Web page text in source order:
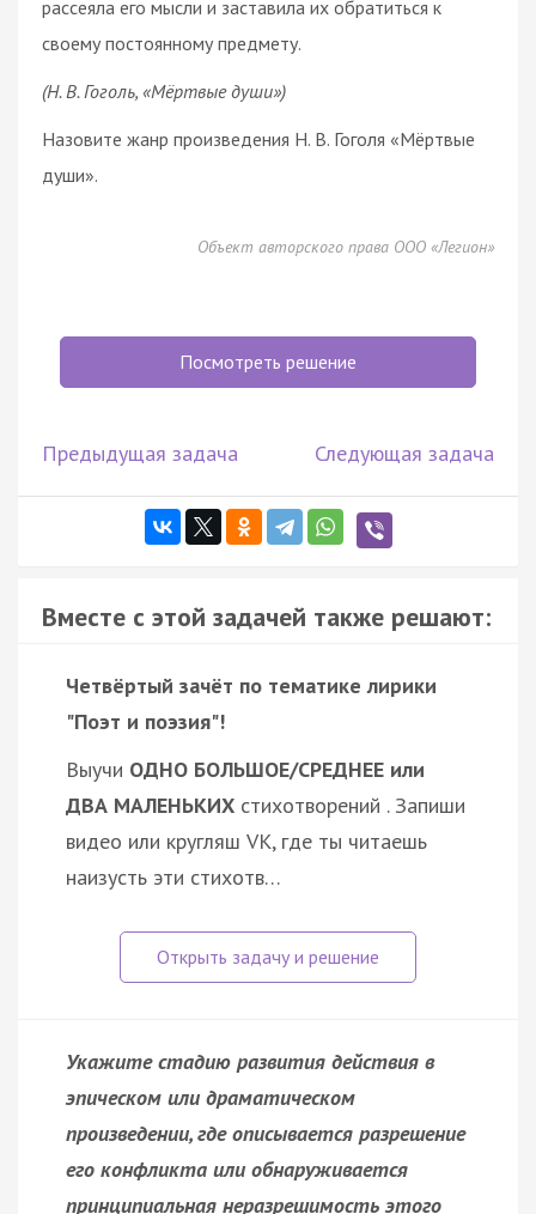
рассеяла его мысли и заставила их обратиться к
своему постоянному предмету.
(Н. В. Гоголь, «Мёртвые души»)
Назовите жанр произведения Н. В. Гоголя «Мёртвые
души».
Объект авторского права ООО «Легион»
Посмотреть решение
Предыдущая задача Следующая задача
Вместе с этой задачей также решают:
Четвёртый зачёт по тематике лирики
"Поэт и поэзия"!
Выучи ОДНО БОЛЬШОЕ/СРЕДНЕЕ или
ДВА МАЛЕНЬКИХ стихотворений . Запиши
видео или кругляш VK, где ты читаешь
наизусть эти стихотв…
Укажите стадию развития действия в
эпическом или драматическом
произведении, где описывается разрешение
его конфликта или обнаруживается
принципиальная неразрешимость этого